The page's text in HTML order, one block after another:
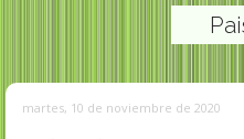
martes, 10 de noviembre de 2020